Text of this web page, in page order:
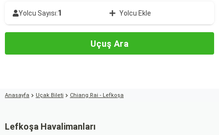
Yolcu Sayısı:1 Yolcu Ekle
Uçuş Ara
Anasayfa Uçak Bileti Chiang Rai - Lefkoşa
Lefkoşa Havalimanları